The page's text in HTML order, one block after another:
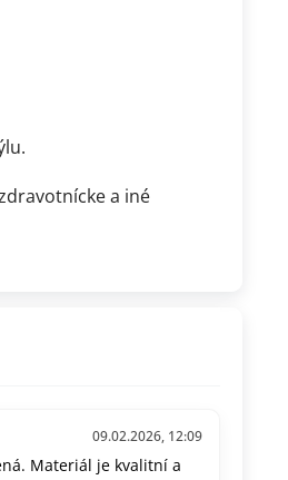
a iné
09.02.2026, 12:09
Materiál je kvalitní a